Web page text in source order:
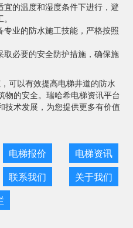
宜的温度和湿度条件下进行，避
专业的防水施工技能，严格按照
取必要的安全防护措施，确保施
可以有效提高电梯井道的防水
物的安全。瑞哈希电梯资讯平台
技术发展，为您提供更多有价值
电梯报价
电梯资讯
联系我们
关于我们